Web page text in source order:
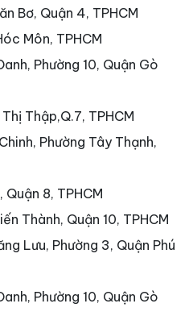
Bơ, Quận 4, TPHCM
Môn, TPHCM
Phường 10, Quận Gò
Thập,Q.7, TPHCM
Phường Tây Thạnh,
8, TPHCM
Thành, Quận 10, TPHCM
Lưu, Phường 3, Quận Phú
Phường 10, Quận Gò